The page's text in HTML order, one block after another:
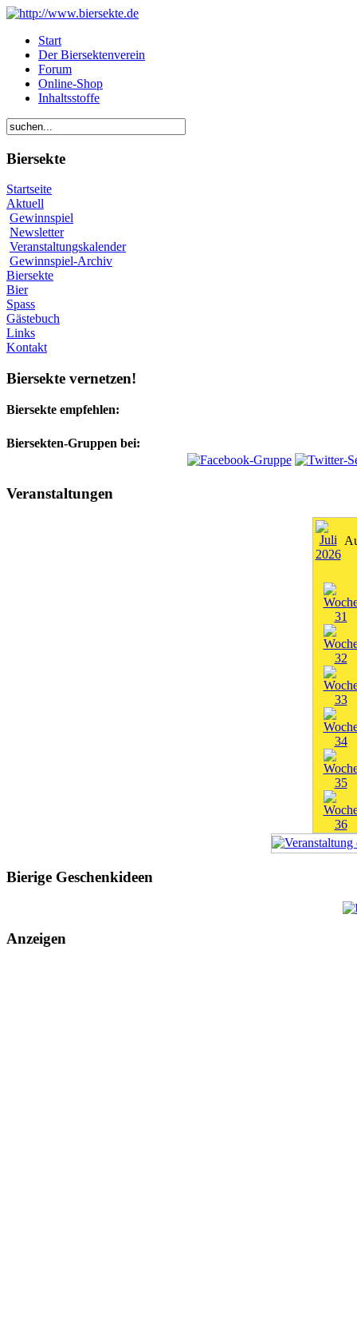
Start
Der Biersektenverein
Forum
Online-Shop
Inhaltsstoffe
Biersekte
Startseite
Aktuell
Gewinnspiel
Newsletter
Veranstaltungskalender
Gewinnspiel-Archiv
Biersekte
Bier
Spass
Gästebuch
Links
Kontakt
Biersekte vernetzen!
Biersekte empfehlen:
Biersekten-Gruppen bei:
Veranstaltungen
Bierige Geschenkideen
Anzeigen